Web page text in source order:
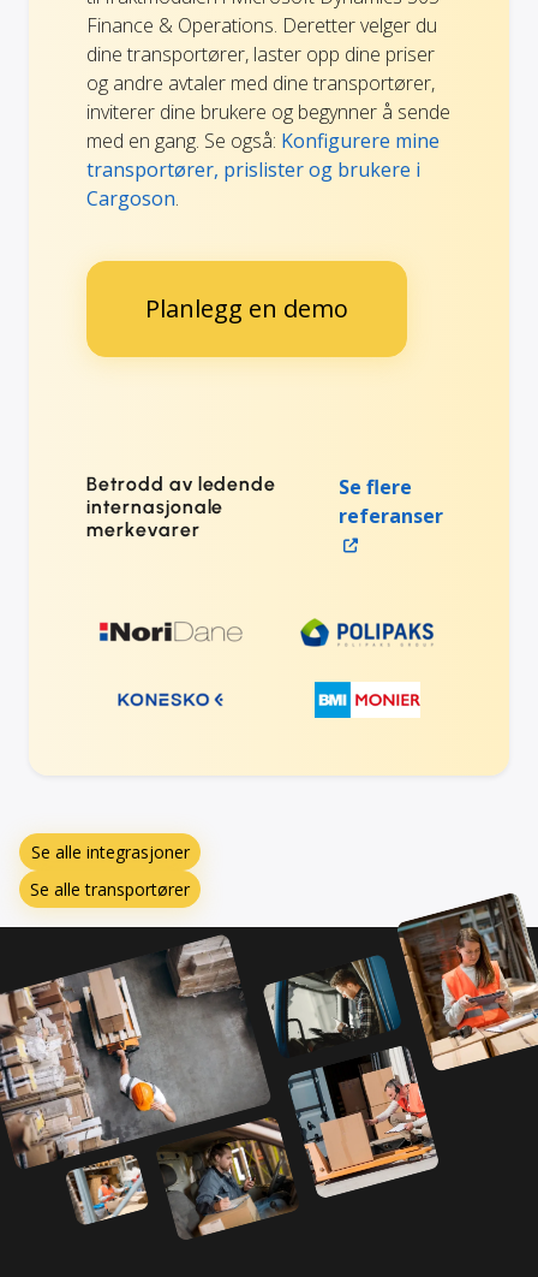
Finance & Operations. Deretter velger du
dine transportører, laster opp dine priser
og andre avtaler med dine transportører,
inviterer dine brukere og begynner å sende
med en gang. Se også: Konfigurere mine
transportører, prislister og brukere i
Cargoson.
Planlegg en demo
Betrodd av ledende
internasjonale
merkevarer
Se flere
referanser
Se alle integrasjoner
Se alle transportører